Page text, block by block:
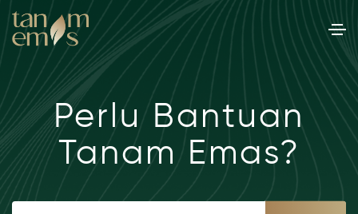
Perlu Bantuan
Tanam Emas?